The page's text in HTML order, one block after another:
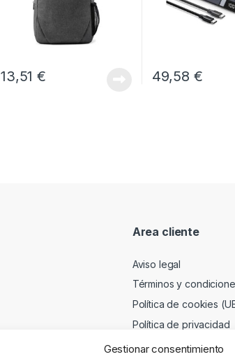
Gestionar consentimiento
13,51€ 49,58 €
Area cliente
Aviso legal
Términos y
Política de cookies
Política de privacidad